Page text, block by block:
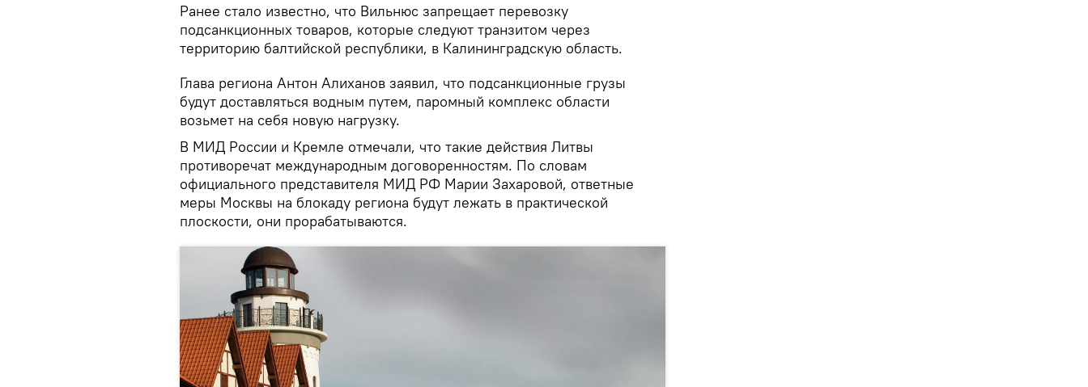
Ранее стало известно, что Вильнюс запрещает перевозку
подсанкционных товаров, которые следуют транзитом через
территорию балтийской республики, в Калининградскую область.
Глава региона Антон Алиханов заявил, что подсанкционные грузы
будут доставляться водным путем, паромный комплекс области
возьмет на себя новую нагрузку.
В МИД России и Кремле отмечали, что такие действия Литвы
противоречат международным договоренностям. По словам
официального представителя МИД РФ Марии Захаровой, ответные
меры Москвы на блокаду региона будут лежать в практической
плоскости, они прорабатываются.